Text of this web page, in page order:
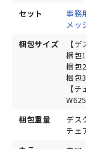
セット
事務
メッ
梱包サイズ
【デ
梱包
梱包
梱包
【チ
梱包重量
デス
チェ